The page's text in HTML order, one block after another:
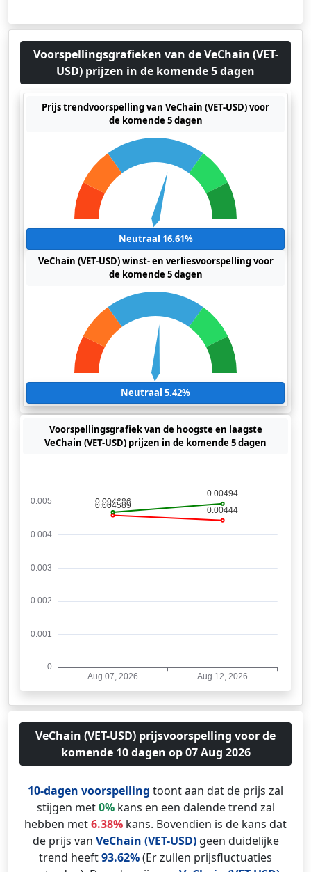
Voorspellingsgrafieken van de VeChain (VET-
USD) prijzen in de komende 5 dagen
Prijs trendvoorspelling van VeChain (VET-USD) voor
de komende 5 dagen
Neutraal 16.61%
VeChain (VET-USD) winst- en verliesvoorspelling voor
de komende 5 dagen
Neutraal 5.42%
Voorspellingsgrafiek van de hoogste en laagste
VeChain (VET-USD) prijzen in de komende 5 dagen
VeChain (VET-USD) prijsvoorspelling voor de
komende 10 dagen op 07 Aug 2026
10-dagen voorspelling toont aan dat de prijs zal
stijgen met0%kans en een dalende trend zal
hebben met6.38% kans. Bovendien is de kans dat
de prijs van VeChain (VET-USD)geen duidelijke
trend heeft93.62%(Er zullen prijsfluctuaties